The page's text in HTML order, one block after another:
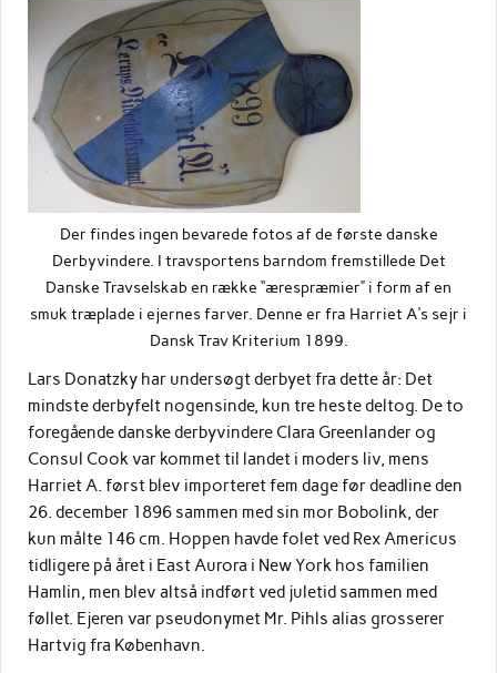
Der findes ingen bevarede fotos af de første danske
Derbyvindere. I travsportens barndom fremstillede Det
Danske Travselskab en række “ærespræmier” i form af en
smuk træplade i ejernes farver. Denne er fra Harriet A’s sejr i
Dansk Trav Kriterium 1899.
Lars Donatzky har undersøgt derbyet fra dette år: Det
mindste derbyfelt nogensinde, kun tre heste deltog. De to
foregående danske derbyvindere Clara Greenlander og
Consul Cook var kommet til landet i moders liv, mens
Harriet A. først blev importeret fem dage før deadline den
26. december 1896 sammen med sin mor Bobolink, der
kun målte 146 cm. Hoppen havde folet ved Rex Americus
tidligere på året i East Aurora i New York hos familien
Hamlin, men blev altså indført ved juletid sammen med
føllet. Ejeren var pseudonymet Mr. Pihls alias grosserer
Hartvig fra København.